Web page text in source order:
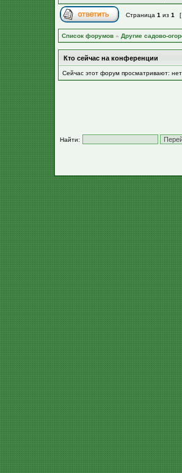
Страница 1 из 1
Список форумов » Другие садово-
Кто сейчас на конференции
Сейчас этот форум просматривают:
Найти: